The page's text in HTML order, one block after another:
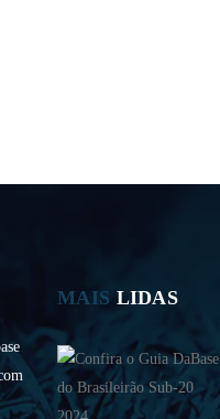
MAIS LIDAS